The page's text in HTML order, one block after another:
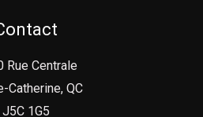
Rue Centrale
Catherine, QC
J5C 1G5